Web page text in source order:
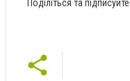
Поділіться та